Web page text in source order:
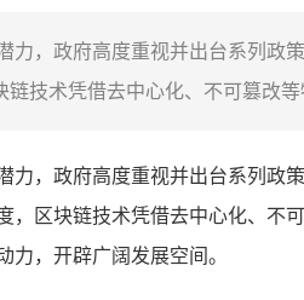
，政府高度重视并出台系列政
技术凭借去中心化、不可篡改
，政府高度重视并出台系列
区块链技术凭借去中心化、
，开辟广阔发展空间。